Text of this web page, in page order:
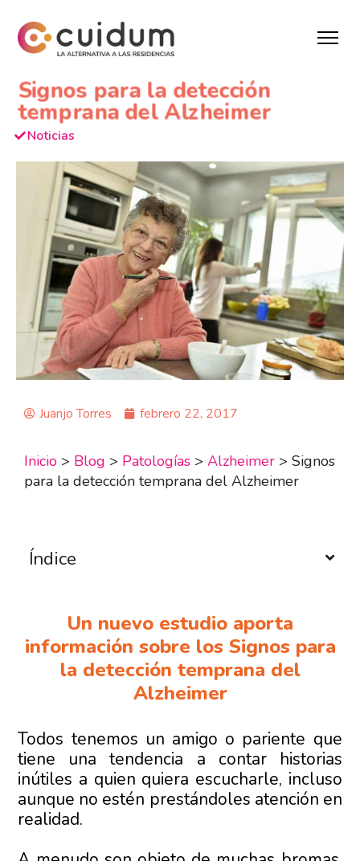
Signos para la detección
temprana del Alzheimer
Noticias
Juanjo Torres febrero 22, 2017
Inicio > Blog > Patologías > Alzheimer > Signos
para la detección temprana del Alzheimer
Índice
Un nuevo estudio aporta
información sobre los Signos para
la detección temprana del
Alzheimer
Todos tenemos un amigo o pariente que
tiene una tendencia a contar historias
inútiles a quien quiera escucharle, incluso
aunque no estén prestándoles atención en
realidad.